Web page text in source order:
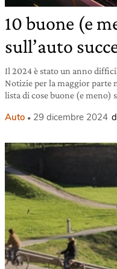
10 buone (e
sull’auto
Il 2024 è stato un anno
Notizie per la maggior parte
lista di cose buone (e meno)
Auto 29 dicembre 2024